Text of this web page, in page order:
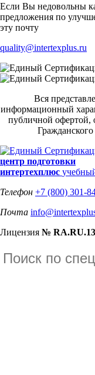
Если Вы недовольны
предложения по
эту почту
quality@intertexplus.ru
Вся
информационный
публичной офертой,
центр подготовки
интертехплюс
Телефон +7 (800) 301-
Почта
Лицензия №